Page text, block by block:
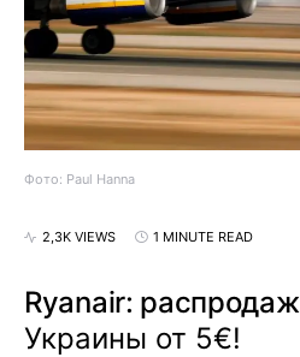
Фото: Paul Hanna
2,3K VIEWS 1 MINUTE READ
Ryanair:
Украины от 5€!